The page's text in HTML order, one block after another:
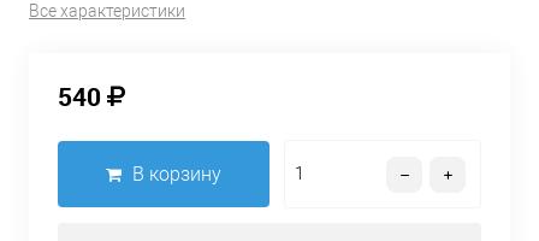
Все характеристики
540
В корзину